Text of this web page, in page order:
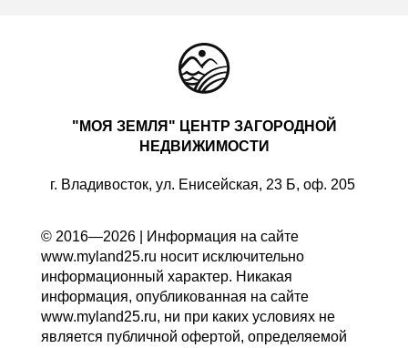
"МОЯ ЗЕМЛЯ" ЦЕНТР ЗАГОРОДНОЙ
НЕДВИЖИМОСТИ
г. Владивосток, ул. Енисейская, 23 Б, оф. 205
© 2016—2026 | Информация на сайте
www.myland25.ru носит исключительно
информационный характер. Никакая
информация, опубликованная на сайте
www.myland25.ru, ни при каких условиях не
является публичной офертой, определяемой